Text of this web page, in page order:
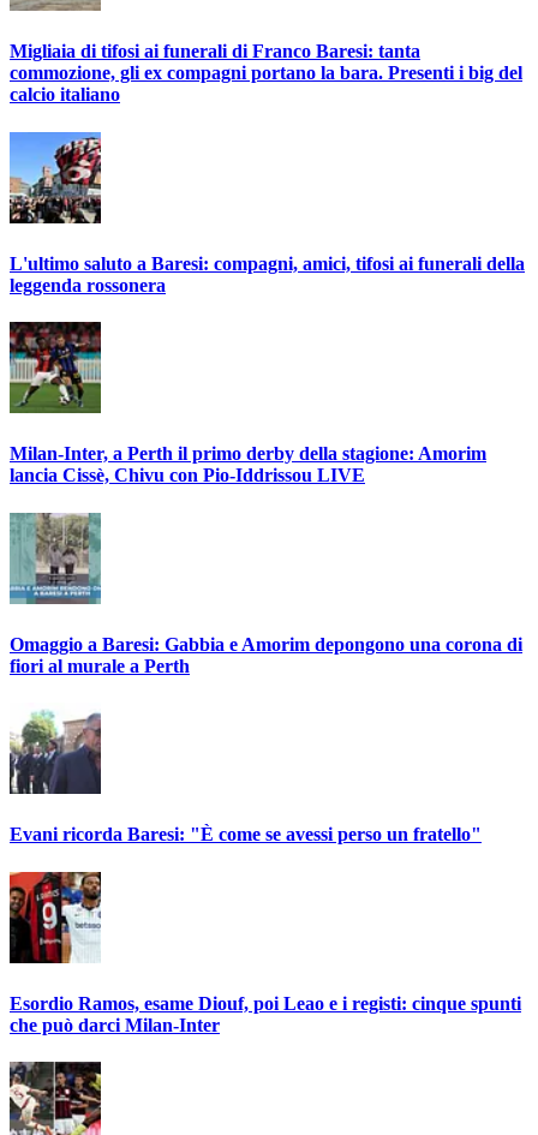
Migliaia di tifosi ai funerali di Franco Baresi: tanta
commozione, gli ex compagni portano la bara. Presenti i big del
calcio italiano
L'ultimo saluto a Baresi: compagni, amici, tifosi ai funerali della
leggenda rossonera
Milan-Inter, a Perth il primo derby della stagione: Amorim
lancia Cissè, Chivu con Pio-Iddrissou LIVE
Omaggio a Baresi: Gabbia e Amorim depongono una corona di
fiori al murale a Perth
Evani ricorda Baresi: "È come se avessi perso un fratello"
Esordio Ramos, esame Diouf, poi Leao e i registi: cinque spunti
che può darci Milan-Inter